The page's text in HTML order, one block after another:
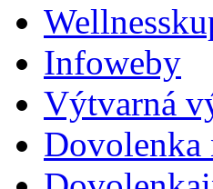
Infoweby
Výtvarná
Dovolenka